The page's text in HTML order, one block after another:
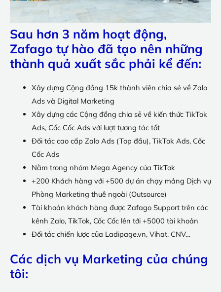
Sau hơn 3 năm hoạt động,
Zafago tự hào đã tạo nên những
thành quả xuất sắc phải kể đến:
Xây dựng Cộng đồng 15k thành viên chia sẻ về Zalo
Ads và Digital Marketing
Xây dựng các Cộng đồng chia sẻ về kiến thức TikTok
Ads, Cốc Cốc Ads với lượt tương tác tốt
Đối tác cao cấp Zalo Ads (Top đầu), TikTok Ads, Cốc
Cốc Ads
Nằm trong nhóm Mega Agency của TikTok
+200 Khách hàng với +500 dự án chạy mảng Dịch vụ
Phòng Marketing thuê ngoài (Outsource)
Tài khoản khách hàng được Zafago Support trên các
kênh Zalo, TikTok, Cốc Cốc lên tới +5000 tài khoản
Đối tác chiến lược của Ladipage.vn, Vihat, CNV…
Các dịch vụ Marketing của chúng
tôi: